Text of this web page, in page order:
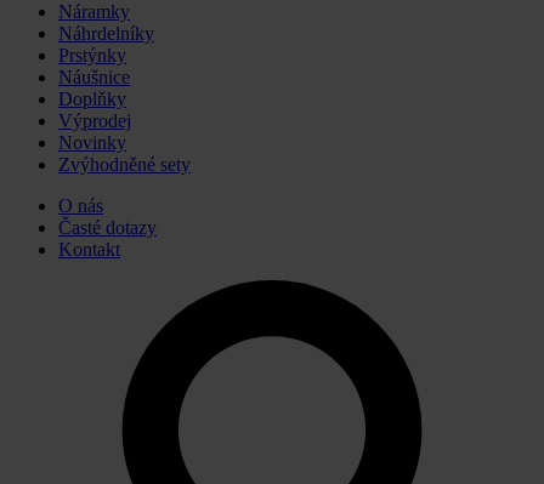
Náramky
Náhrdelníky
Prstýnky
Náušnice
Doplňky
Výprodej
Novinky
Zvýhodněné sety
O nás
Časté dotazy
Kontakt